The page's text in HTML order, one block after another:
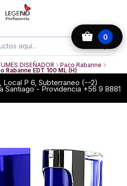
0
Local P 6, Subterraneo (--2)
Santiago - Providencia +56 9 8881
DISEÑADOR Paco Rabanne
Rabanne EDT 100 ML (H)